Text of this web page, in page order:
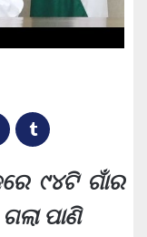
୯୪ଟି ଗାଁର
ପାଣି